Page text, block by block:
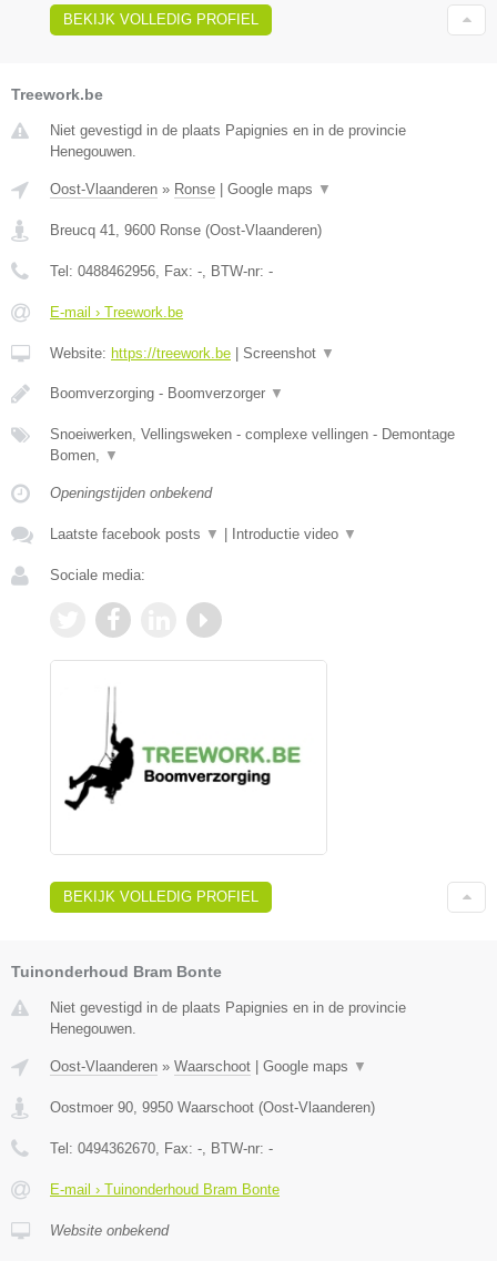
BEKIJK VOLLEDIG PROFIEL
Treework.be
Niet gevestigd in de plaats Papignies en in de provincie
Henegouwen.
Oost-Vlaanderen » Ronse Google maps ▼
Breucq 41 9600 Ronse (Oost-Vlaanderen)
Tel: 0488462956 , Fax: - , BTW-nr: -
E-mail › Treework.be
Website: https://treework.be Screenshot ▼
Boomverzorging - Boomverzorger ▼
Snoeiwerken, Vellingsweken - complexe vellingen - Demontage
Bomen,
▼
Openingstijden onbekend
Laatste facebook posts ▼ Introductie video ▼
Sociale media:
BEKIJK VOLLEDIG PROFIEL
Tuinonderhoud Bram Bonte
Niet gevestigd in de plaats Papignies en in de provincie
Henegouwen.
Oost-Vlaanderen » Waarschoot Google maps ▼
Oostmoer 90, 9950 Waarschoot (Oost-Vlaanderen)
Tel: 0494362670, Fax: -, BTW-nr: -
E-mail › Tuinonderhoud Bram Bonte
Website onbekend